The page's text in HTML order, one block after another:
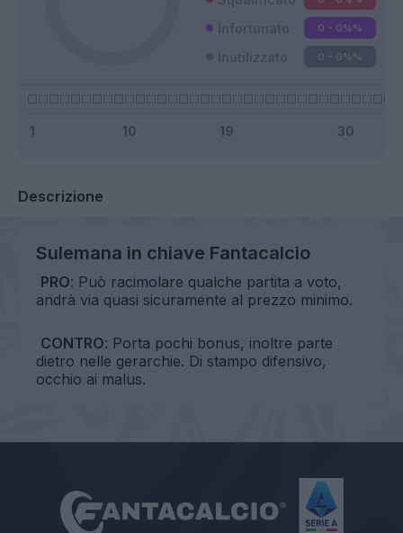
0 - 0%%
0 - 0%%
Descrizione
Sulemana in chiave Fantacalcio
PRO: Può racimolare qualche partita a voto,
andrà via quasi sicuramente al prezzo minimo.
CONTRO: Porta pochi bonus, inoltre parte
dietro nelle gerarchie. Di stampo difensivo,
occhio ai malus.